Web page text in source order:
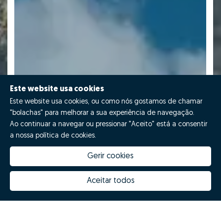
Este website usa cookies
Este website usa cookies, ou como nós gostamos de chamar
"bolachas" para melhorar a sua experiência de navegação.
Ao continuar a navegar ou pressionar "Aceito" está a consentir
a nossa política de cookies.
Gerir cookies
Aceitar todos